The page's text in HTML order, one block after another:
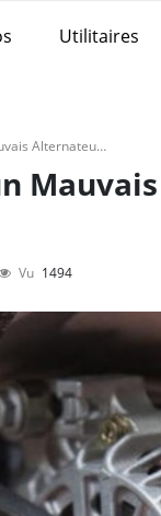
Utilitaires
6 Symptômes Courants d’un Mauvais Alternateur à Ne Pas Manquer
Vu 1494